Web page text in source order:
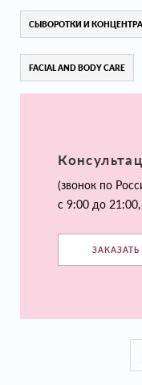
СЫВОРОТКИ И
FACIAL AND BODY CARE
(звонок по
с 9:00 до